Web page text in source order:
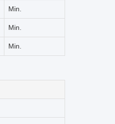
Min.
Min.
Min.